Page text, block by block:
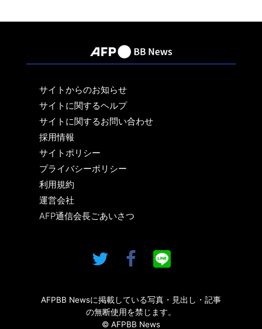
サイトからのお知らせ
サイトに関するヘルプ
サイトに関するお問い合わせ
採用情報
サイトポリシー
プライバシーポリシー
利用規約
運営会社
AFP通信会長ごあいさつ
AFPBB Newsに掲載している写真・見出し・記事
の無断使用を禁じます。
© AFPBB News